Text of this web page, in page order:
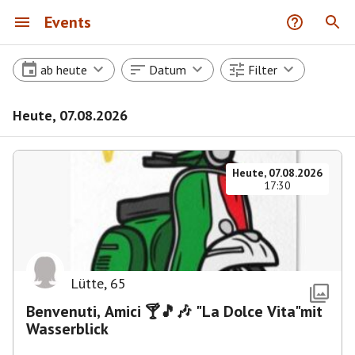
Events
ab heute Datum Filter
Heute, 07.08.2026
Heute, 07.08.2026
17:30
Lütte, 65
Benvenuti, Amici 🍸🎵🎶 "La Dolce Vita"mit
Wasserblick